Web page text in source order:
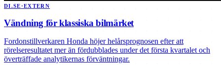
DI.SE ·EXTERN
Vändning för klassiska bilmärket
Fordonstillverkaren Honda höjer helårsprognosen efter att
rörelseresultatet mer än fördubblades under det första kvartalet och
överträffade analytikernas förväntningar.